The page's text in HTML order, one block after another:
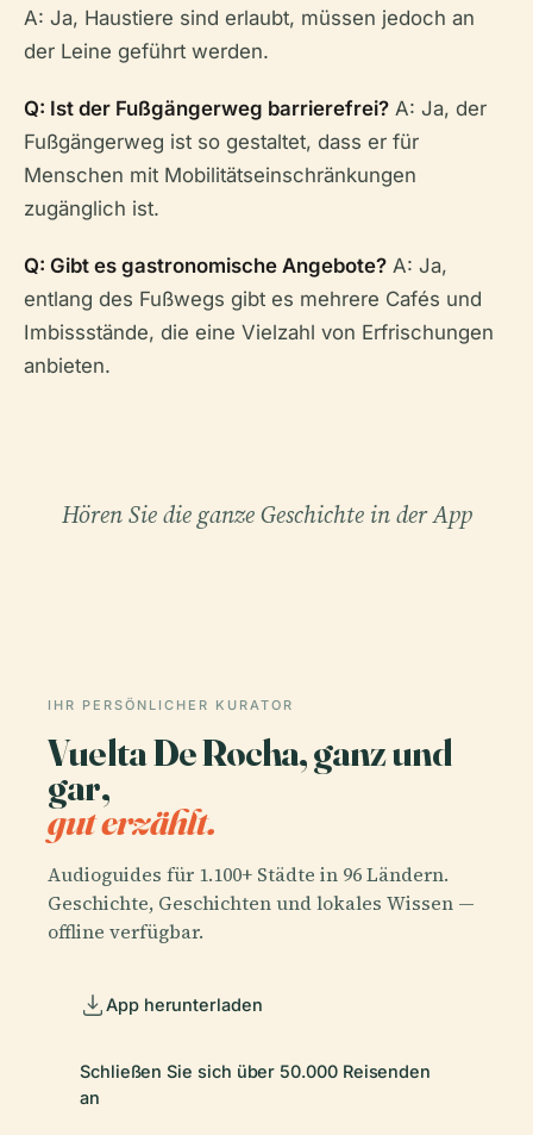
A: Ja, Haustiere sind erlaubt, müssen jedoch an
der Leine geführt werden.
Q: Ist der Fußgängerweg barrierefrei? A: Ja, der
Fußgängerweg ist so gestaltet, dass er für
Menschen mit Mobilitätseinschränkungen
zugänglich ist.
Q: Gibt es gastronomische Angebote? A: Ja,
entlang des Fußwegs gibt es mehrere Cafés und
Imbissstände, die eine Vielzahl von Erfrischungen
anbieten.
Hören Sie die ganze Geschichte in der App
IHR PERSÖNLICHER KURATOR
Vuelta De Rocha, ganz und
gar,
gut erzählt.
Audioguides für 1.100+ Städte in 96 Ländern.
Geschichte, Geschichten und lokales Wissen —
offline verfügbar.
App herunterladen
Schließen Sie sich über 50.000 Reisenden
an